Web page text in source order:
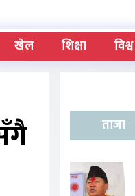
खेल शिक्षा विश्व
ताजा